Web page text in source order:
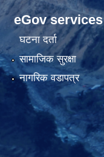
eGov services
घटना दर्ता
सामाजिक सुरक्षा
नागरिक वडापत्र